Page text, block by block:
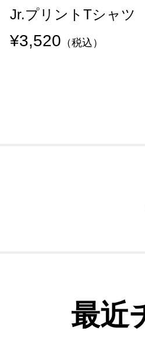
Jr.プリントTシャツ
¥3,520 （税込）
最近